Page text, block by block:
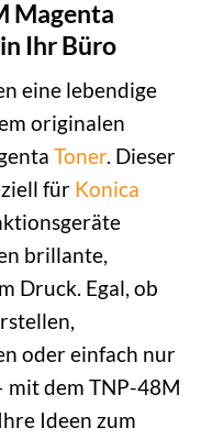
Magenta
Ihr Büro
eine lebendige
originalen
Toner. Dieser
für Konica
brillante,
Druck. Egal, ob
oder einfach nur
mit dem TNP-48M
Ideen zum